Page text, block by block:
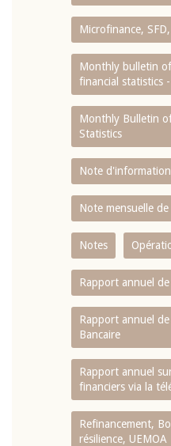
Microfinance,
Monthly bulletin
financial statistics
Monthly Bulletin
Statistics
Note d'information
Note mensuelle
Notes
Rapport annuel de
Rapport annuel
Bancaire
Rapport annuel
financiers via la
Refinancement,
résilience, UEMOA